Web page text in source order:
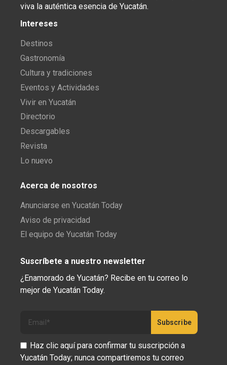
viva la auténtica esencia de Yucatán.
Intereses
Destinos
Gastronomía
Cultura y tradiciones
Eventos y Actividades
Vivir en Yucatán
Directorio
Descargables
Revista
Lo nuevo
Acerca de nosotros
Anunciarse en Yucatán Today
Aviso de privacidad
El equipo de Yucatán Today
Suscríbete a nuestro newsletter
¿Enamorado de Yucatán? Recibe en tu correo lo
mejor de Yucatán Today.
Haz clic aquí para confirmar tu suscripción a
Yucatán Today; nunca compartiremos tu correo